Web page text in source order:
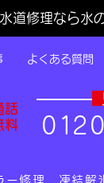
道修理なら水
よくある質問
話
料
0 1
ー修理 凍結